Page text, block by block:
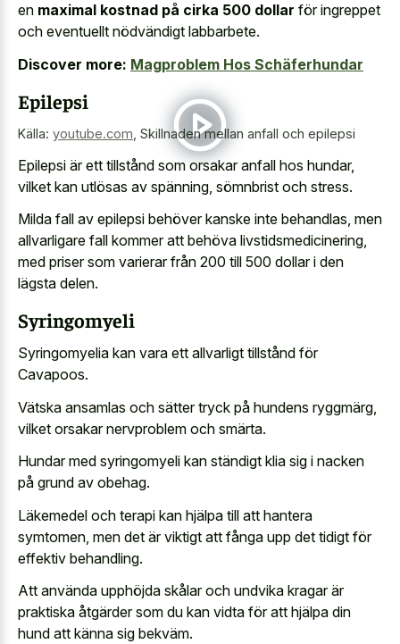
en maximal kostnad på cirka 500 dollar för ingreppet
och eventuellt nödvändigt labbarbete.
Discover more: Magproblem Hos Schäferhundar
Epilepsi
Källa: youtube.com Skillnaden mellan anfall och epilepsi
Epilepsi är ett tillstånd som orsakar anfall hos hundar,
vilket kan utlösas av spänning, sömnbrist och stress.
Milda fall av epilepsi behöver kanske inte behandlas, men
allvarligare fall kommer att behöva livstidsmedicinering,
med priser som varierar från 200 till 500 dollar i den
lägsta delen.
Syringomyeli
Syringomyelia kan vara ett allvarligt tillstånd för
Cavapoos.
Vätska ansamlas och sätter tryck på hundens ryggmärg,
vilket orsakar nervproblem och smärta.
Hundar med syringomyeli kan ständigt klia sig i nacken
på grund av obehag.
Läkemedel och terapi kan hjälpa till att hantera
symtomen, men det är viktigt att fånga upp det tidigt för
effektiv behandling.
Att använda upphöjda skålar och undvika kragar är
praktiska åtgärder som du kan vidta för att hjälpa din
hund att känna sig bekväm.